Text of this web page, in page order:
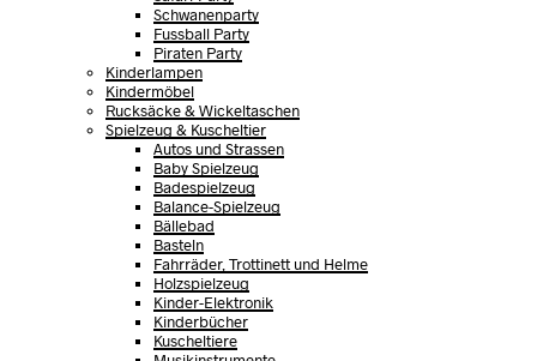
Schwanenparty
Fussball Party
Piraten Party
Kinderlampen
Kindermöbel
Rucksäcke & Wickeltaschen
Spielzeug & Kuscheltier
Autos und Strassen
Baby Spielzeug
Badespielzeug
Balance-Spielzeug
Bällebad
Basteln
Fahrräder, Trottinett und Helme
Holzspielzeug
Kinder-Elektronik
Kinderbücher
Kuscheltiere